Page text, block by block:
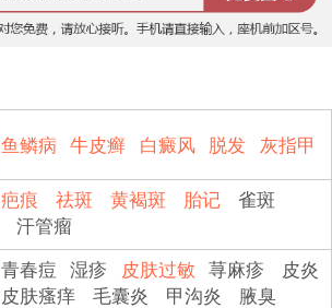
鱼鳞病 牛皮癣 白癜风 脱发 灰指甲
疤痕 祛斑 黄褐斑 胎记
雀斑
汗管瘤
青春痘 湿疹 皮肤过敏 荨麻疹
皮炎
皮肤瘙痒
毛囊炎 甲沟炎 腋臭